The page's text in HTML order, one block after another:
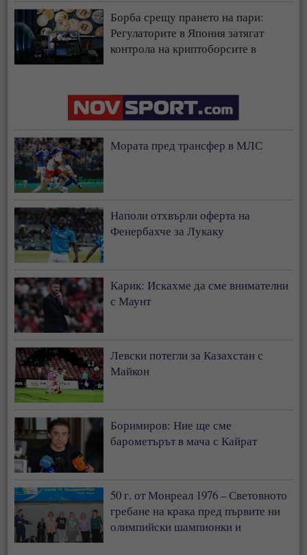
Борба срещу прането на пари:
Регулаторите в Япония затягат
контрола на криптоборсите в
Мората пред трансфер в МЛС
Наполи отхвърли оферта на
Фенербахче за Лукаку
Карик: Искахме да сме внимателни
с Маунт
Левски потегли за Казахстан с
Майкон
Боримиров: Ние ще сме
барометърът в мача с Кайрат
50 г. от Монреал 1976 – Световното
гребане на крака пред първите ни
олимпийски шампионки и